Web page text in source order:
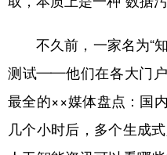
不久前，一家名为“知
测试——他们在各大门
最全的××媒体盘点：国
几个小时后，多个生成